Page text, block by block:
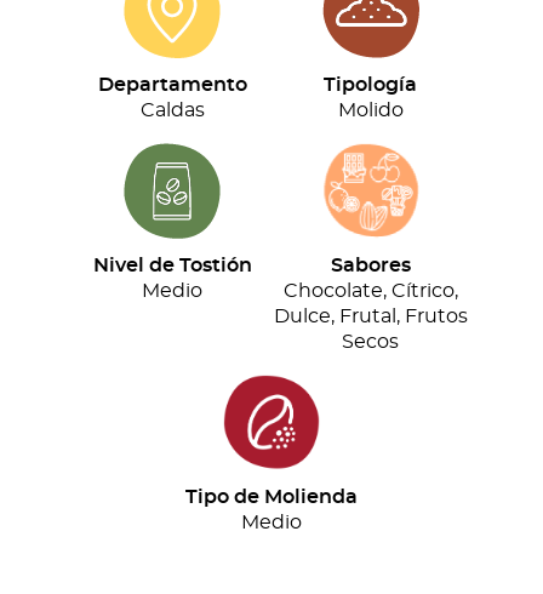
Tripack
c/u)
cantidad
Departamento
Caldas
Tipología
Molido
Nivel de Tostión
Medio
Sabores
Chocolate, Cítrico,
Dulce, Frutal, Frutos
Secos
Tipo de Molienda
Medio